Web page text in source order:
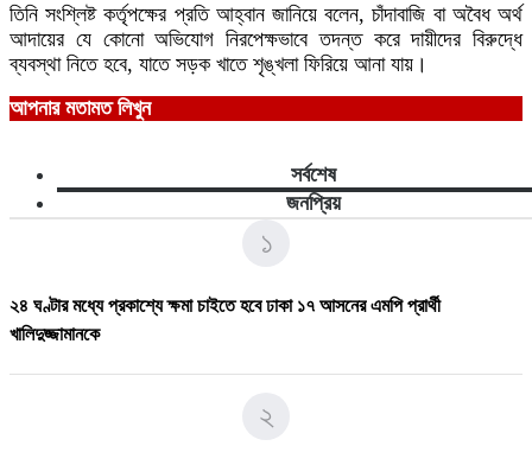
তিনি সংশ্লিষ্ট কর্তৃপক্ষের প্রতি আহ্বান জানিয়ে বলেন, চাঁদাবাজি বা অবৈধ অর্থ
আদায়ের যে কোনো অভিযোগ নিরপেক্ষভাবে তদন্ত করে দায়ীদের বিরুদ্ধে
ব্যবস্থা নিতে হবে, যাতে সড়ক খাতে শৃঙ্খলা ফিরিয়ে আনা যায়।
আপনার মতামত লিখুন
সর্বশেষ
জনপ্রিয়
১
২৪ ঘণ্টার মধ্যে প্রকাশ্যে ক্ষমা চাইতে হবে ঢাকা ১৭ আসনের এমপি প্রার্থী
খালিদুজ্জামানকে
২